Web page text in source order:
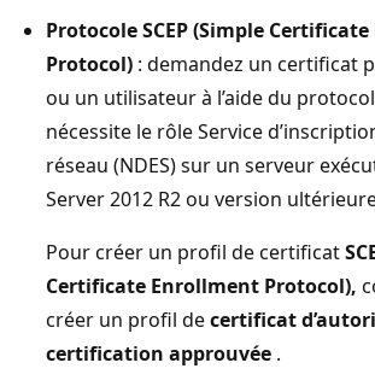
Protocole SCEP (Simple
Protocol) : demandez un certificat
ou un utilisateur à l’aide du
nécessite le rôle Service
réseau (NDES) sur un serveur
Server 2012 R2 ou version
Pour créer un profil de certificat
Certificate Enrollment Protocol),
créer un profil decertificat
certification approuvée .